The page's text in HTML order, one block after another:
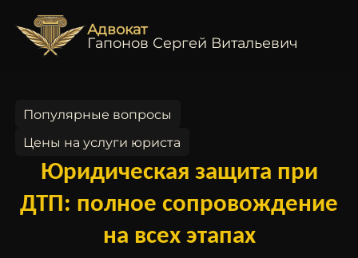
Адвокат
Гапонов Сергей Витальевич
Популярные вопросы
Цены на услуги юриста
Юридическая защита при
ДТП: полное сопровождение
на всех этапах